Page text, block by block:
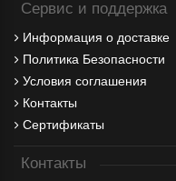
Сервис и поддержка
Информация о доставке
Политика Безопасности
Условия соглашения
Контакты
Сертификаты
Контакты